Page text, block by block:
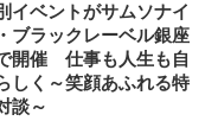
イベントがサムソナイ
ブラックレーベル銀座
開催 仕事も人生も自
しく～笑顔あふれる特
談～